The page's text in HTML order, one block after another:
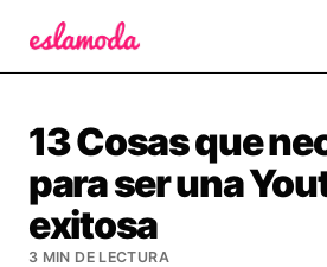
13 Cosas que
para ser una
exitosa
3 MIN DE LECTURA